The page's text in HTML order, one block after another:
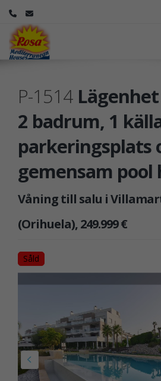
P-1514
2 badrum, 1
parkeringsplats
gemensam pool
Våning till salu i
(Orihuela), 249.999 €
Såld